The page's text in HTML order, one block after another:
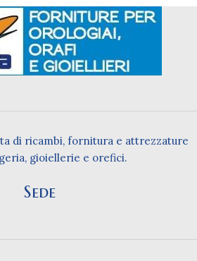
di ricambi, fornitura e attrezzature
gioiellerie e orefici.
Sede